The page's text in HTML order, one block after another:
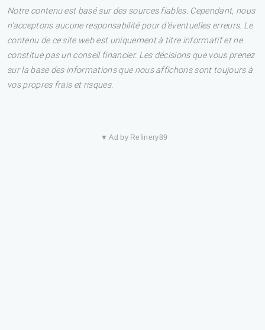
Notre contenu est basé sur des sources fiables. Cependant, nous
n'acceptons aucune responsabilité pour d'éventuelles erreurs. Le
contenu de ce site web est uniquement à titre informatif et ne
constitue pas un conseil financier. Les décisions que vous prenez
sur la base des informations que nous affichons sont toujours à
vos propres frais et risques.
▼ Ad by Refinery89